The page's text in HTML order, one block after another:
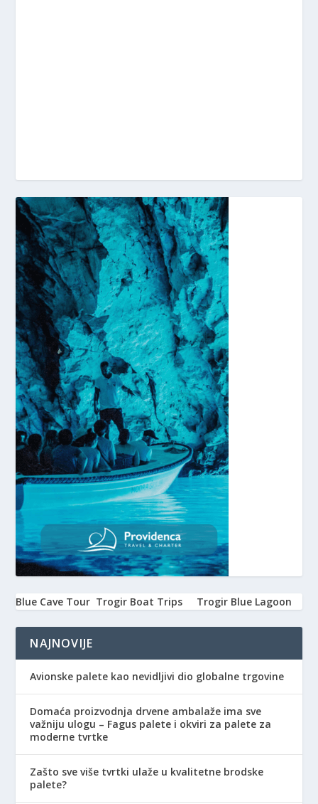
Blue Cave Tour Trogir Boat Trips Trogir Blue Lagoon
NAJNOVIJE
Avionske palete kao nevidljivi dio globalne trgovine
Domaća proizvodnja drvene ambalaže ima sve
važniju ulogu – Fagus palete i okviri za palete za
moderne tvrtke
Zašto sve više tvrtki ulaže u kvalitetne brodske
palete?